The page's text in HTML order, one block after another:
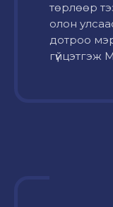
төрлөөр
олон
дотроо
гүйцэтгэж